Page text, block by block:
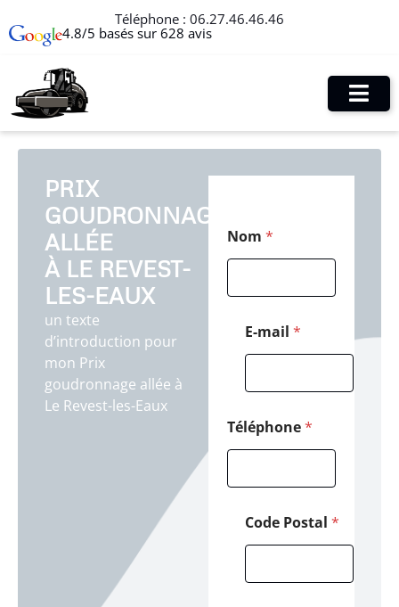
Téléphone : 06.27.46.46.46
4.8/5 basés sur 628 avis
PRIX
GOUDRONNAGE
ALLÉE
À LE REVEST-
LES-EAUX
un texte
d’introduction pour
mon Prix
goudronnage allée à
Le Revest-les-Eaux
Nom *
E-mail *
Téléphone*
n
Code Postal *